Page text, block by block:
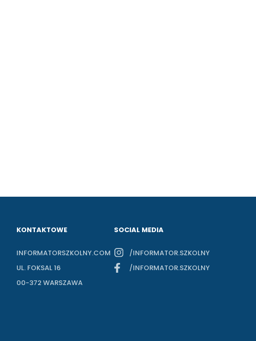
KONTAKTOWE
INFORMATORSZKOLNY.COM
UL. FOKSAL 16
00-372 WARSZAWA
SOCIAL MEDIA
/INFORMATOR.SZKOLNY
/INFORMATOR.SZKOLNY